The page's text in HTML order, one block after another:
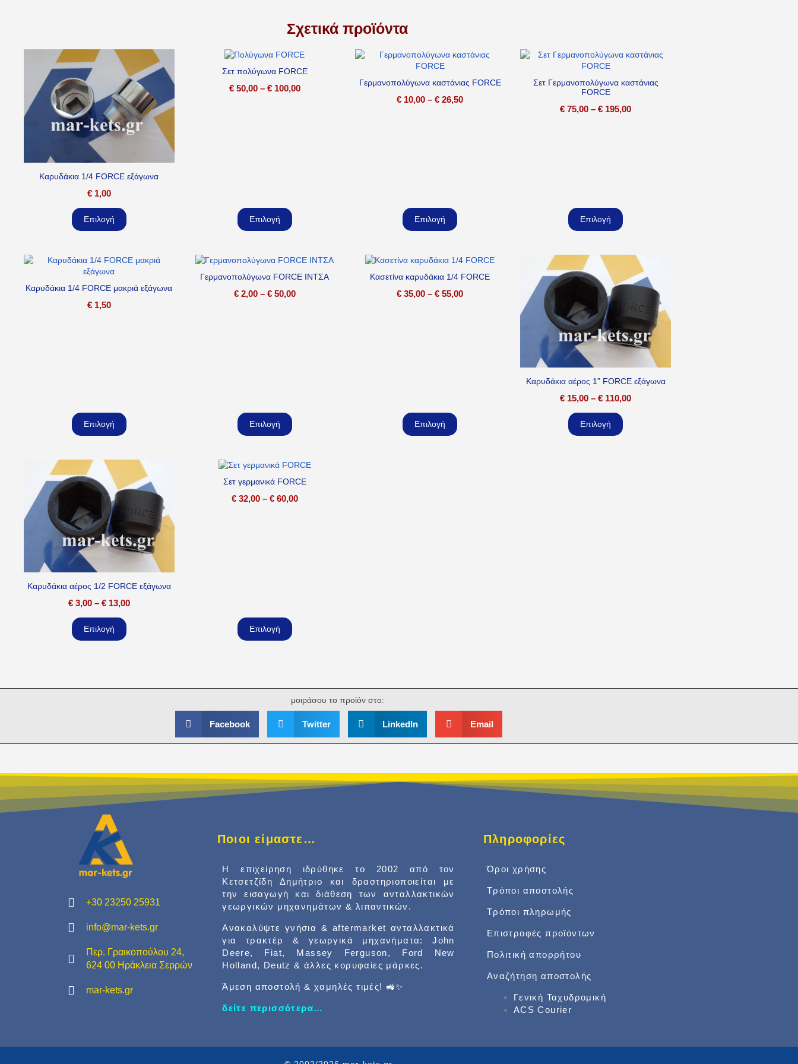
Σχετικά προϊόντα
Καρυδάκια 1/4 FORCE εξάγωνα
€1,00
Επιλογή
Σετ πολύγωνα FORCE
€50,00 – €100,00
Επιλογή
Γερμανοπολύγωνα καστάνιας FORCE
€ 10,00 – € 26,50
Επιλογή
Σετ Γερμανοπολύγωνα καστάνιας
FORCE
€ 75,00 – € 195,00
Επιλογή
Καρυδάκια 1/4 FORCE μακριά εξάγωνα
€1,50
Επιλογή
Γερμανοπολύγωνα FORCE ΙΝΤΣΑ
€2,00 – €50,00
Επιλογή
Κασετίνα καρυδάκια 1/4 FORCE
€ 35,00 – € 55,00
Επιλογή
Καρυδάκια αέρος 1” FORCE εξάγωνα
€ 15,00 – € 110,00
Επιλογή
Καρυδάκια αέρος 1/2 FORCE εξάγωνα
€3,00 – €13,00
Επιλογή
Σετ γερμανικά FORCE
€32,00 – €60,00
Επιλογή
μοιράσου το προϊόν στο:
Facebook Twitter LinkedIn Email
+30 23250 25931
info@mar-kets.gr
Περ. Γραικοπούλου 24,
624 00 Ηράκλεια Σερρών
mar-kets.gr
Ποιοι είμαστε…
Η επιχείρηση ιδρύθηκε το 2002 από τον
Κετσετζίδη Δημήτριο και δραστηριοποιείται με
την εισαγωγή και διάθεση των ανταλλακτικών
γεωργικών μηχανημάτων & λιπαντικών.
Ανακαλύψτε γνήσια & aftermarket ανταλλακτικά
για τρακτέρ & γεωργικά μηχανήματα: John
Deere, Fiat, Massey Ferguson, Ford New
Holland, Deutz & άλλες κορυφαίες μάρκες.
Άμεση αποστολή & χαμηλές τιμές! 🚜✨
δείτε περισσότερα…
Πληροφορίες
Όροι χρήσης
Τρόποι αποστολής
Τρόποι πληρωμής
Επιστροφές προϊόντων
Πολιτική απορρήτου
Αναζήτηση αποστολής
Γενική Ταχυδρομική
ACS Courier